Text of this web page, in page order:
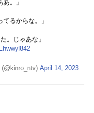
。」
るからな。」
。じゃあな」
(@kinro_ntv) April 14, 2023